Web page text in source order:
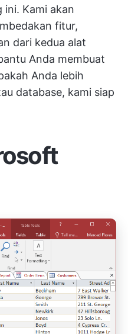
Kami akan
fitur,
dari kedua alat
Anda membuat
Anda lebih
database, kami siap